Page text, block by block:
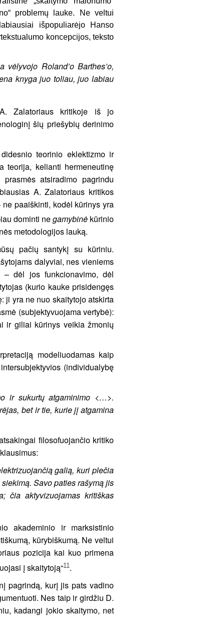
problemų lauke. Ne veltui
išpopuliarėjo Hanso
koncepcijos, teksto
Roland’o Barthes’o,
knyga juo toliau, juo labiau
A. Zalatoriaus kritikoje iš jo
šių priešybių derinimo
teorinio eklektizmo ir
teorija, kelianti hermeneutinę
atsiradimo pagrindu
A. Zalatoriaus kritikos
paaiškinti, kodėl kūrinys yra
dominti negamybinėkūrinio
metodologijos lauką.
pačių santykį su kūriniu.
dalyviai, nes vieniems
– dėl jos funkcionavimo, dėl
(kurio kauke prisidengęs
ji yra ne nuo skaitytojo atskirta
(subjektyvuojama vertybė):
ir giliai kūrinys veikia žmonių
modeliuodamas kaip
(individualybę
ir sukurtų atgaminimo <…>.
bet ir tie, kurie jį atgamina
filosofuojančio kritiko
galią, kuri plečia
Savo paties rašymą jis
čia aktyvizuojamas kritiškas
akademinio ir marksistinio
kūrybiškumą. Ne veltui
pozicija kai kuo primena
į skaitytoją“11 .
pagrindą, kurį jis pats vadino
Nes taip ir girdžiu D.
kadangi jokio skaitymo, net